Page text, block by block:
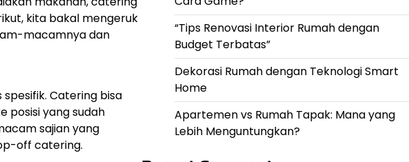
kita bakal mengeruk
macamnya dan
Catering bisa
posisi yang sudah
sajian yang
off catering.
“Tips Renovasi Interior Rumah dengan
Budget Terbatas”
Dekorasi Rumah dengan Teknologi Smart
Home
Apartemen vs Rumah Tapak: Mana yang
Lebih Menguntungkan?